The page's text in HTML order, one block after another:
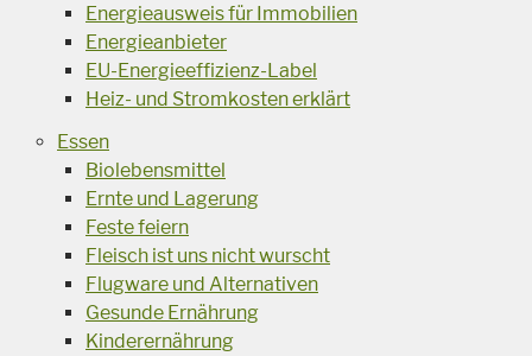
Energieausweis für Immobilien
Energieanbieter
EU-Energieeffizienz-Label
Heiz- und Stromkosten erklärt
Essen
Biolebensmittel
Ernte und Lagerung
Feste feiern
Fleisch ist uns nicht wurscht
Flugware und Alternativen
Gesunde Ernährung
Kinderernährung